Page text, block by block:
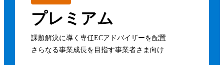
プレミアム
課題解決に導く専任ECアドバイザーを配置
さらなる事業成長を目指す事業者さま向け